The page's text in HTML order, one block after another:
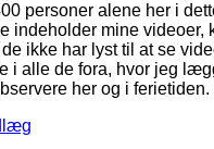
personer alene her i
indeholder mine videoer,
ikke har lyst til at se
i alle de fora, hvor jeg
her og i ferietiden.